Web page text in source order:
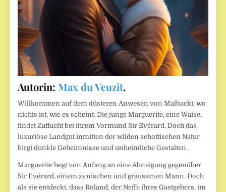
Autorin: Max du Veuzit.
Willkommen auf dem düsteren Anwesen von Malbackt, wo
nichts ist, wie es scheint. Die junge Marguerite, eine Waise,
findet Zuflucht bei ihrem Vormund Sir Evérard. Doch das
luxuriöse Landgut inmitten der wilden schottischen Natur
birgt dunkle Geheimnisse und unheimliche Gestalten.
Marguerite hegt von Anfang an eine Abneigung gegenüber
Sir Evérard, einem zynischen und grausamen Mann. Doch
als sie entdeckt, dass Roland, der Neffe ihres Gastgebers, im